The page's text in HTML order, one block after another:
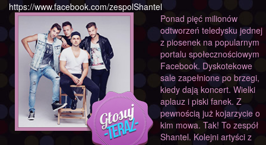
https://www.facebook.com/zespolShantel
Ponad pięć milionów
odtworzeń teledysku jednej
z piosenek na popularnym
portalu społecznościowym
Facebook. Dyskotekowe
sale zapełnione po brzegi,
kiedy dają koncert. Wielki
aplauz i piski fanek. Z
pewnością już kojarzycie o
kim mowa. Tak! To zespół
Shantel. Kolejni artyści z